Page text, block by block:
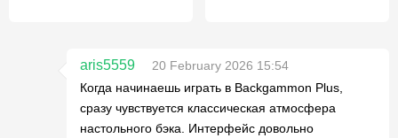
aris5559
20 February 2026 15:54
Когда начинаешь играть в Backgammon Plus,
сразу чувствуется классическая атмосфера
настольного бэка. Интерфейс довольно